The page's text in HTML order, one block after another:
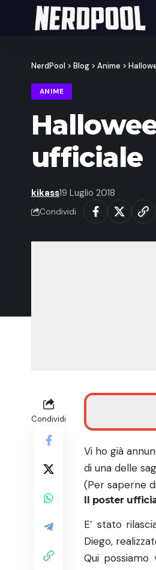
NerdPool > Blog > Anime >
ANIME
ufficiale
kikass19 Luglio 2018
Condividi
Condividi
Vi ho già
di una delle
(Per saperne
Il poster
E’ stato
Diego,
Qui